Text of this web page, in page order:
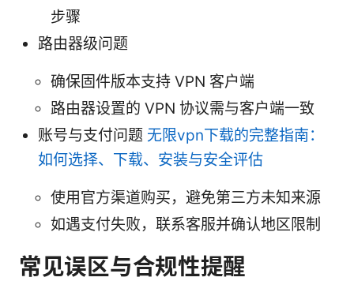
步骤
路由器级问题
确保固件版本支持 VPN 客户端
路由器设置的 VPN 协议需与客户端一致
账号与支付问题 无限vpn下载的完整指南：
如何选择、下载、安装与安全评估
使用官方渠道购买，避免第三方未知来源
如遇支付失败，联系客服并确认地区限制
常见误区与合规性提醒